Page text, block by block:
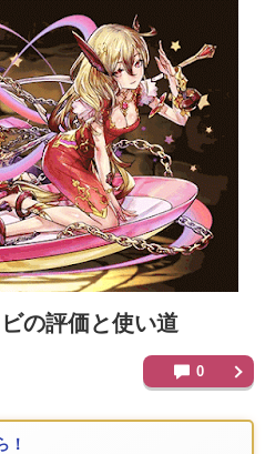
の評価と使い道
0
！